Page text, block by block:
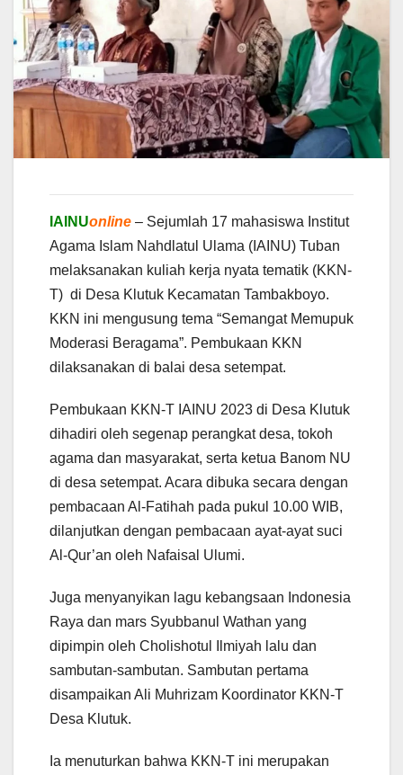
IAINUonline – Sejumlah 17 mahasiswa Institut
Agama Islam Nahdlatul Ulama (IAINU) Tuban
melaksanakan kuliah kerja nyata tematik (KKN-
T) di Desa Klutuk Kecamatan Tambakboyo.
KKN ini mengusung tema “Semangat Memupuk
Moderasi Beragama”. Pembukaan KKN
dilaksanakan di balai desa setempat.
Pembukaan KKN-T IAINU 2023 di Desa Klutuk
dihadiri oleh segenap perangkat desa, tokoh
agama dan masyarakat, serta ketua Banom NU
di desa setempat. Acara dibuka secara dengan
pembacaan Al-Fatihah pada pukul 10.00 WIB,
dilanjutkan dengan pembacaan ayat-ayat suci
Al-Qur’an oleh Nafaisal Ulumi.
Juga menyanyikan lagu kebangsaan Indonesia
Raya dan mars Syubbanul Wathan yang
dipimpin oleh Cholishotul Ilmiyah lalu dan
sambutan-sambutan. Sambutan pertama
disampaikan Ali Muhrizam Koordinator KKN-T
Desa Klutuk.
Ia menuturkan bahwa KKN-T ini merupakan